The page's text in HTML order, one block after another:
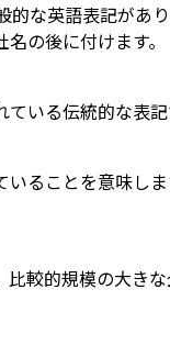
的な英語表記があ
の後に付けます。
いる伝統的な表
いることを意味し
比較的規模の大